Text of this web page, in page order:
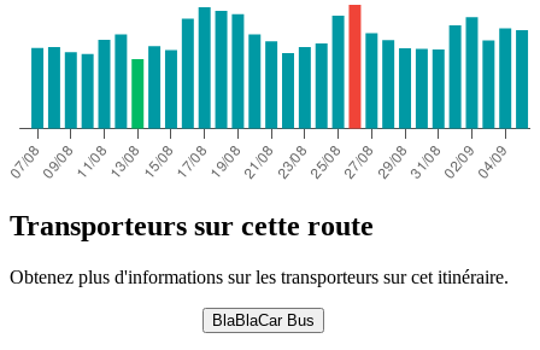
Transporteurs sur cette route
Obtenez plus d'informations sur les transporteurs sur cet itinéraire.
BlaBlaCar Bus